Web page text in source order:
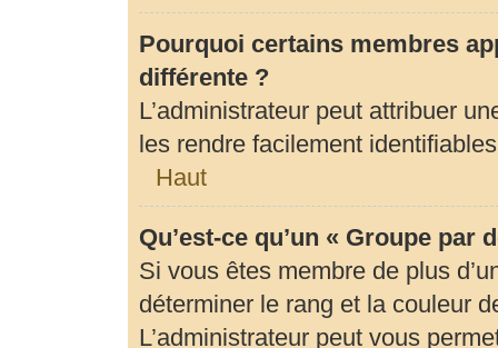
Pourquoi certains membres
différente ?
L’administrateur peut attribuer
les rendre facilement
Haut
Qu’est-ce qu’un « Groupe par
Si vous êtes membre de plus
déterminer le rang et la couleur
L’administrateur peut vous